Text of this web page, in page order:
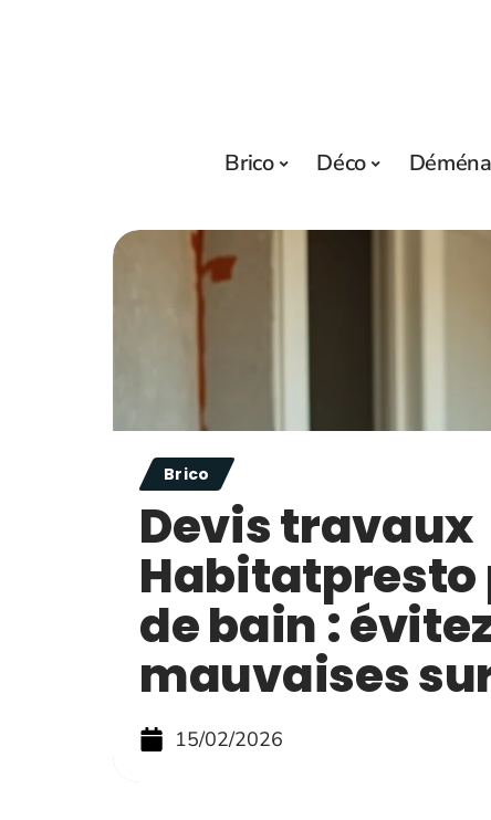
Brico Déco
Brico
Devis travaux
Habitatpresto
de bain :
mauvaises
15/02/2026